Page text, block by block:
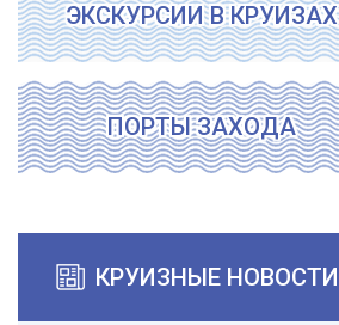
ЭКСКУРСИИ В КРУИЗАХ
ПОРТЫ ЗАХОДА
КРУИЗНЫЕ НОВОСТИ